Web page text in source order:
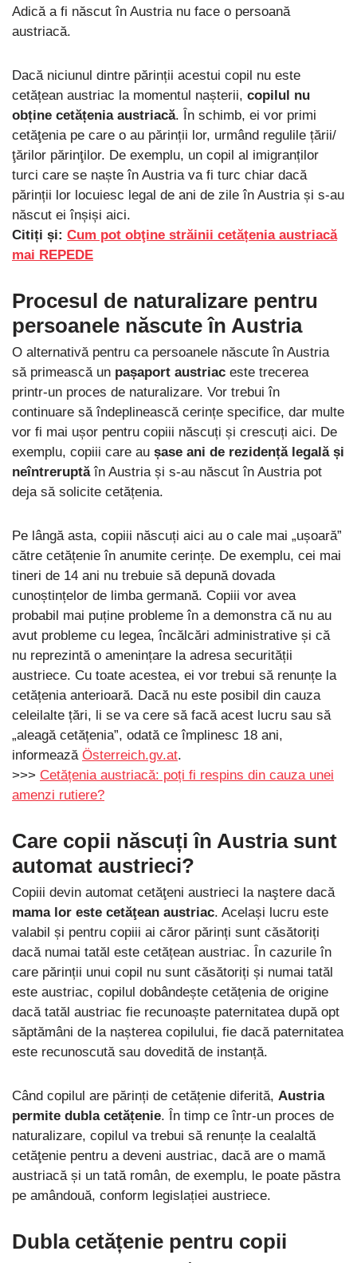
Adică a fi născut în Austria nu face o persoană
austriacă.
Dacă niciunul dintre părinții acestui copil nu este
cetățean austriac la momentul nașterii, copilul nu
obține cetățenia austriacă. În schimb, ei vor primi
cetăţenia pe care o au părinții lor, urmând regulile țării/
ţărilor părinţilor. De exemplu, un copil al imigranților
turci care se naște în Austria va fi turc chiar dacă
părinții lor locuiesc legal de ani de zile în Austria și s-au
născut ei înșiși aici.
Citiți și: Cum pot obţine străinii cetățenia austriacă
mai REPEDE
Procesul de naturalizare pentru
persoanele născute în Austria
O alternativă pentru ca persoanele născute în Austria
să primească un pașaport austriac este trecerea
printr-un proces de naturalizare. Vor trebui în
continuare să îndeplinească cerințe specifice, dar multe
vor fi mai ușor pentru copiii născuți și crescuți aici. De
exemplu, copiii care au șase ani de rezidență legală și
neîntreruptăîn Austria și s-au născut în Austria pot
deja să solicite cetățenia.
Pe lângă asta, copiii născuți aici au o cale mai „ușoară”
către cetățenie în anumite cerințe. De exemplu, cei mai
tineri de 14 ani nu trebuie să depună dovada
cunoștințelor de limba germană. Copiii vor avea
probabil mai puține probleme în a demonstra că nu au
avut probleme cu legea, încălcări administrative și că
nu reprezintă o amenințare la adresa securității
austriece. Cu toate acestea, ei vor trebui să renunțe la
cetățenia anterioară. Dacă nu este posibil din cauza
celeilalte țări, li se va cere să facă acest lucru sau să
„aleagă cetățenia”, odată ce împlinesc 18 ani,
informează Österreich.gv.at.
>>> Cetățenia austriacă: poți fi respins din cauza unei
amenzi rutiere?
Care copii născuți în Austria sunt
automat austrieci?
Copiii devin automat cetăţeni austrieci la naştere dacă
mama lor este cetăţean austriac. Același lucru este
valabil și pentru copiii ai căror părinți sunt căsătoriți
dacă numai tatăl este cetățean austriac. În cazurile în
care părinții unui copil nu sunt căsătoriți și numai tatăl
este austriac, copilul dobândește cetățenia de origine
dacă tatăl austriac fie recunoaște paternitatea după opt
săptămâni de la nașterea copilului, fie dacă paternitatea
este recunoscută sau dovedită de instanță.
Când copilul are părinți de cetățenie diferită, Austria
permite dubla cetățenie. În timp ce într-un proces de
naturalizare, copilul va trebui să renunțe la cealaltă
cetăţenie pentru a deveni austriac, dacă are o mamă
austriacă și un tată român, de exemplu, le poate păstra
pe amândouă, conform legislației austriece.
Dubla cetățenie pentru copii